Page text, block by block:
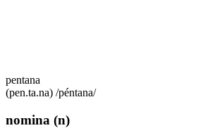
pentana
(pen.ta.na) /péntana/
nomina (n)